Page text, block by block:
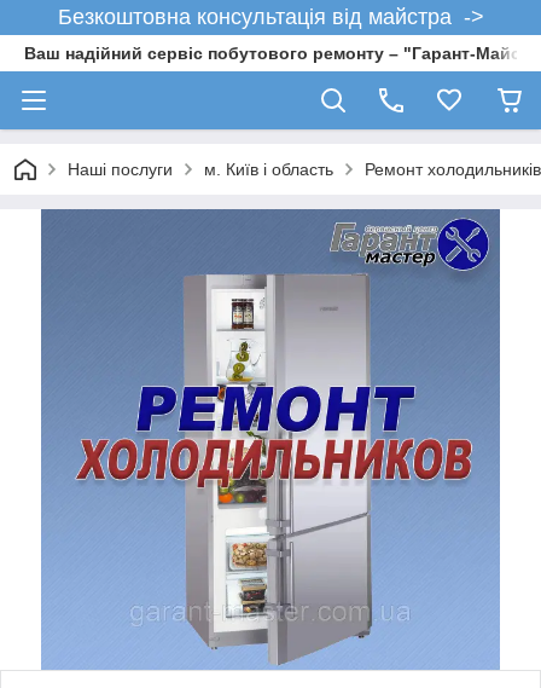
Безкоштовна консультація від майстра ->
Ваш надійний сервіс побутового ремонту – "Гарант-
Наші послуги м. Київ і область Ремонт